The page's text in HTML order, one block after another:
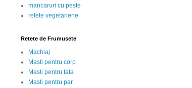
mancaruri cu peste
retete vegetariene
Retete de Frumusete
Machiaj
Masti pentru corp
Masti pentru fata
Masti pentru par